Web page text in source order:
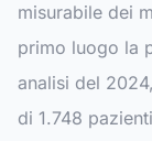
misurabile dei
primo luogo la
analisi del
di 1.748